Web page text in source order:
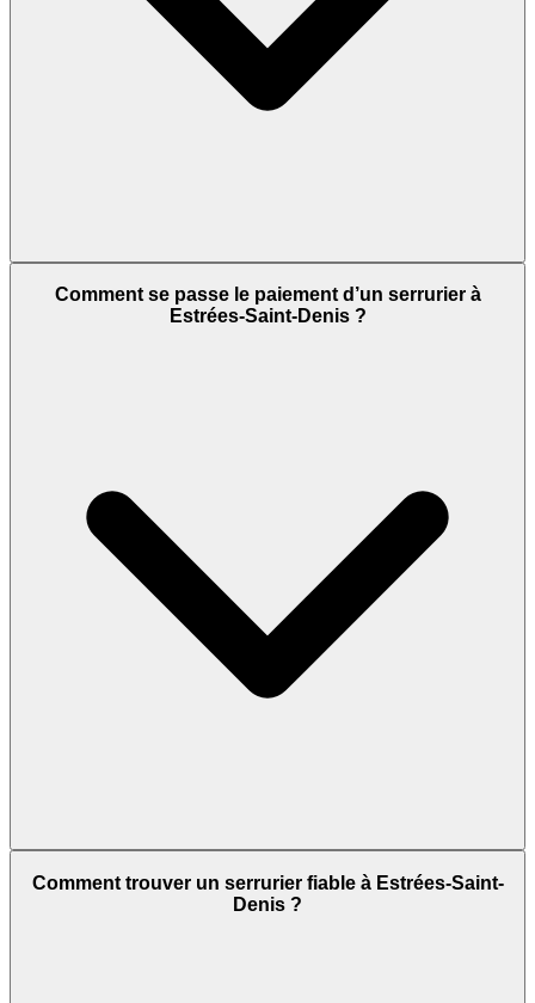
Comment se passe le paiement d’un serrurier à
Estrées-Saint-Denis ?
Comment trouver un serrurier fiable à Estrées-Saint-
Denis ?